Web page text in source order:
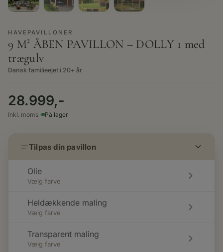
HAVEPAVILLONER
9 M² ÅBEN PAVILLON – DOLLY 1 med
trægulv
Dansk familieejet i 20+ år
28.999,-
Inkl. moms · På lager
Tilpas din pavillon
Olie
Vælg farve
Heldækkende maling
Vælg farve
Transparent maling
Vælg farve